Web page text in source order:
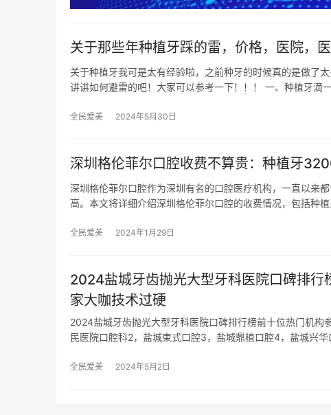
关于那些年种植牙踩的雷，价格，医院，医
关于种植牙我可是太有经验啦，之前种牙的时候真的是做了
讲讲如何避雷的吧！大家可以参考一下！！！ 一、种植牙滴
全民爱美 2024年5月30日
深圳格伦菲尔口腔收费不算贵：种植牙
深圳格伦菲尔口腔作为深圳有名的口腔医疗机构，一直以来
高。本文将详细介绍深圳格伦菲尔口腔的收费情况，包括种
全民爱美 2024年1月29日
2024盐城牙齿抛光大型牙科医院口碑排
家大咖技术过硬
2024盐城牙齿抛光大型牙科医院口碑排行榜前十位热门机
民医院口腔科2，盐城束式口腔3，盐城鼎植口腔4，盐城兴
全民爱美 2024年5月2日